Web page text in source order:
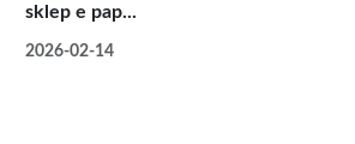
sklep e pap...
2026-02-14